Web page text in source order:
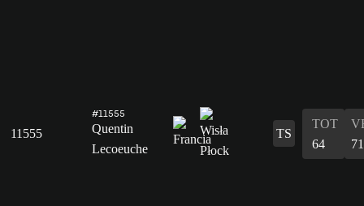
11555
#11555
Quentin
Lecoeuche
TS
TOT
64
71